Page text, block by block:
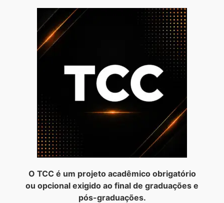
O TCC é um projeto acadêmico obrigatório
ou opcional exigido ao final de graduações e
pós-graduações.